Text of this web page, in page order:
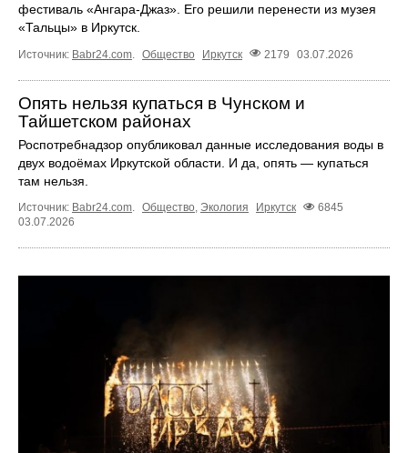
фестиваль «Ангара‑Джаз». Его решили перенести из музея
«Тальцы» в Иркутск.
Источник: Babr24.com Общество Иркутск 2179 03.07.2026
Опять нельзя купаться в Чунском и
Тайшетском районах
Роспотребнадзор опубликовал данные исследования воды в
двух водоёмах Иркутской области. И да, опять — купаться
там нельзя.
Источник: Babr24.com Общество Экология Иркутск
6845
03.07.2026